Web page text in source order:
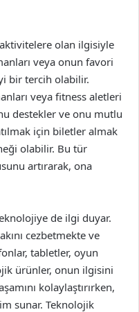
olan ilgisiyle
veya onun favori
bir tercih olabilir.
veya fitness aletleri
destekler ve onu mutlu
için biletler almak
olabilir. Bu tür
artırarak, ona
de ilgi duyar.
cezbetmekte ve
tabletler, oyun
ürünler, onun ilgisini
kolaylaştırırken,
sunar. Teknolojik